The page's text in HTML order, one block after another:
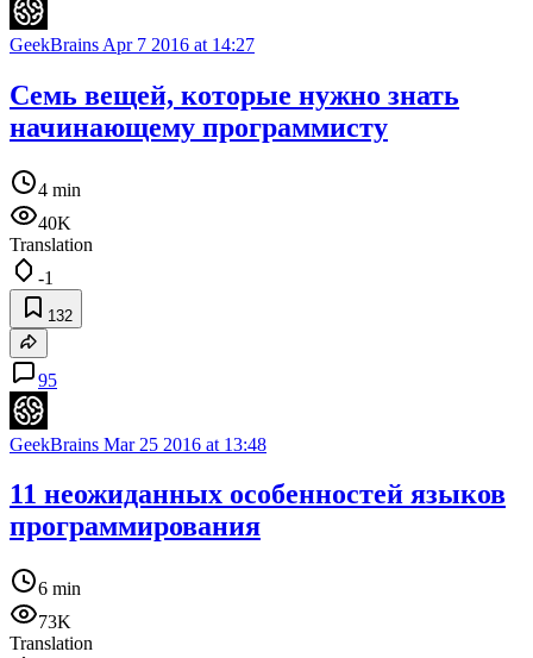
GeekBrains Apr 7 2016 at 14:27
Семь вещей, которые нужно знать
начинающему программисту
4 min
40K
Translation
-1
132
95
GeekBrains Mar 25 2016 at 13:48
11 неожиданных особенностей языков
программирования
6 min
73K
Translation